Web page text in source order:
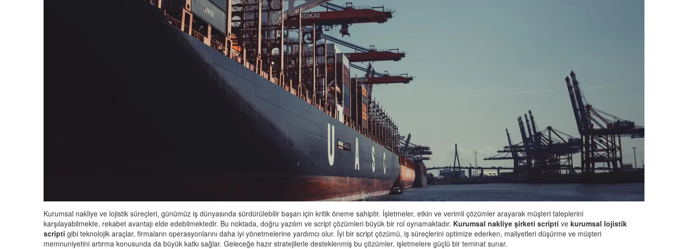
Kurumsal nakliye ve lojistik süreçleri, günümüz iş dünyasında sürdürülebilir başarı için kritik öneme sahiptir. İşletmeler, etkin ve verimli çözümler arayarak müşteri taleplerini
karşılayabilmekte, rekabet avantajı elde edebilmektedir. Bu noktada, doğru yazılım ve script çözümleri büyük bir rol oynamaktadır. Kurumsal nakliye şirketi scripti ve kurumsal lojistik
scripti gibi teknolojik araçlar, firmaların operasyonlarını daha iyi yönetmelerine yardımcı olur. İyi bir script çözümü, iş süreçlerini optimize ederken, maliyetleri düşürme ve müşteri
memnuniyetini artırma konusunda da büyük katkı sağlar. Geleceğe hazır stratejilerle desteklenmiş bu çözümler, işletmelere güçlü bir teminat sunar.